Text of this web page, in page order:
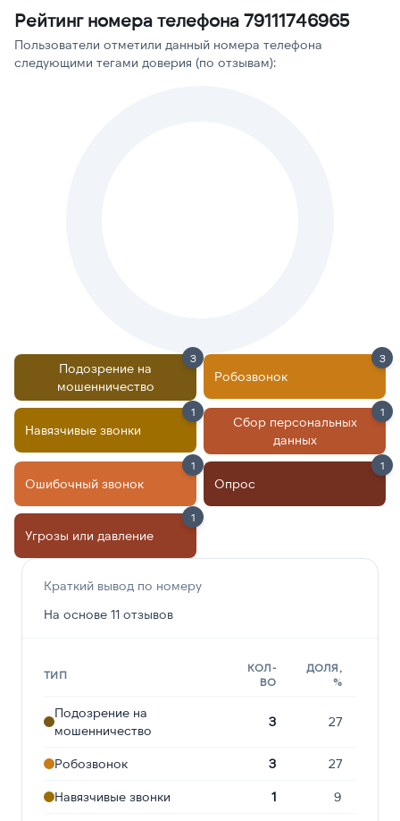
Рейтинг номера телефона 79111746965
Пользователи отметили данный номера телефона
следующими тегами доверия (по отзывам):
Подозрение на
мошенничество
3
Робозвонок
3
Навязчивые звонки
1
Сбор персональных
данных
1
Ошибочный звонок
1
Опрос
1
Угрозы или давление
1
Краткий вывод по номеру
На основе 11 отзывов
ТИП
КОЛ-
ВО
ДОЛЯ,
%
Подозрение на
мошенничество
3 27
Робозвонок 3 27
Навязчивые звонки 1 9